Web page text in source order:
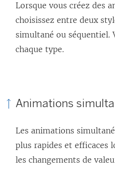
Lorsque vous créez des
choisissez entre deux
simultané ou séquentiel.
chaque type.
Animations
Les animations
plus rapides et efficaces
les changements de